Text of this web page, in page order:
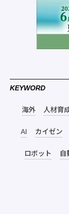
KEYWORD
海外 人材育
AI カイゼン
ロボット 自